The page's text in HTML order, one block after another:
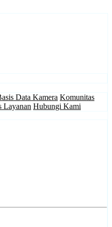
Data Kamera Komunitas
Layanan Hubungi Kami